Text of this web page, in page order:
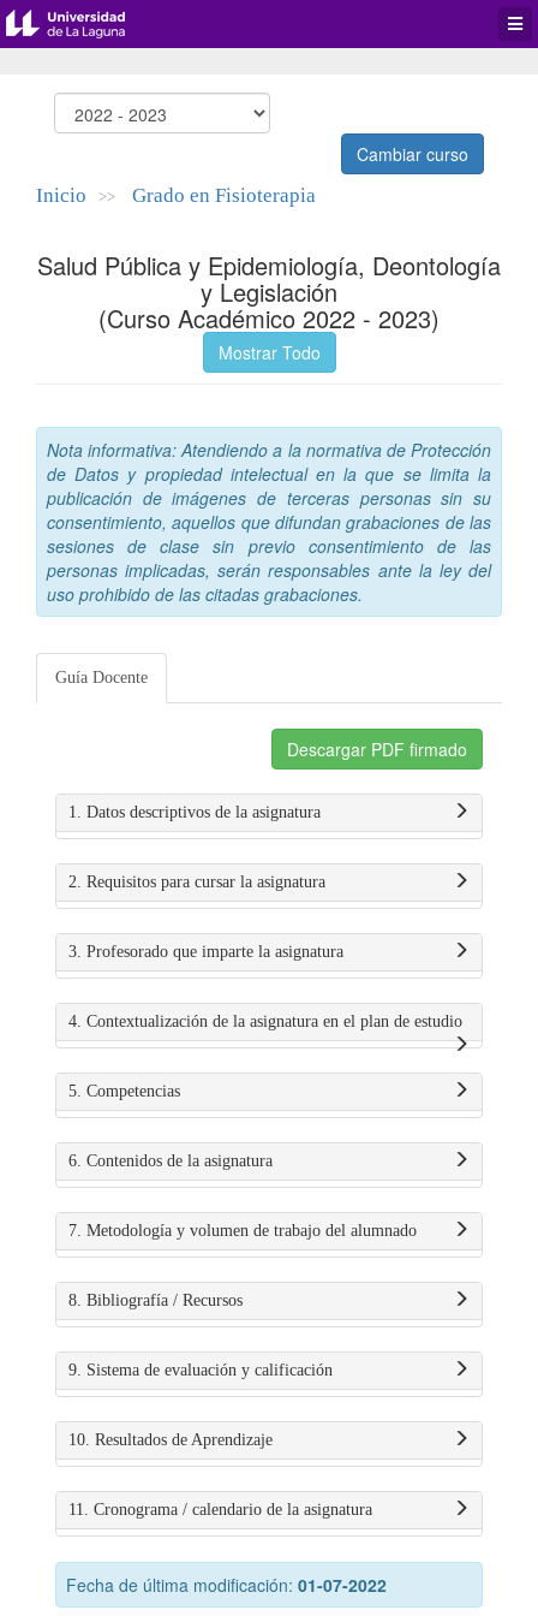
Cambiar curso
Inicio >> Grado en Fisioterapia
Salud Pública y Epidemiología, Deontología
y Legislación
(Curso Académico 2022 - 2023)
Mostrar Todo
Nota informativa: Atendiendo a la normativa de Protección
de Datos y propiedad intelectual en la que se limita la
publicación de imágenes de terceras personas sin su
consentimiento, aquellos que difundan grabaciones de las
sesiones de clase sin previo consentimiento de las
personas implicadas, serán responsables ante la ley del
uso prohibido de las citadas grabaciones.
Guía Docente
Descargar PDF firmado
1. Datos descriptivos de la asignatura
2. Requisitos para cursar la asignatura
3. Profesorado que imparte la asignatura
4. Contextualización de la asignatura en el plan de estudio
5. Competencias
6. Contenidos de la asignatura
7. Metodología y volumen de trabajo del alumnado
8. Bibliografía / Recursos
9. Sistema de evaluación y calificación
10. Resultados de Aprendizaje
11. Cronograma / calendario de la asignatura
Fecha de última modificación: 01-07-2022